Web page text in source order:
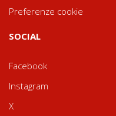
Preferenze cookie
SOCIAL
Facebook
Instagram
X